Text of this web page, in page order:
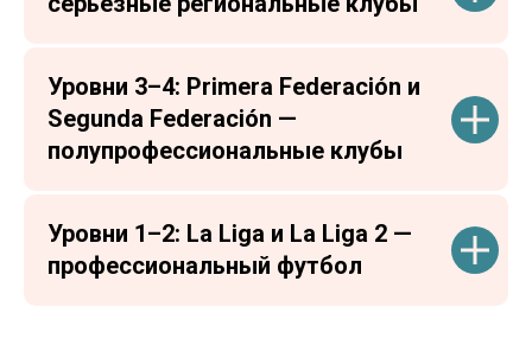
Уровни 3–4: Primera Federación и
Segunda Federación —
полупрофессиональные клубы
Уровни 1–2: La Liga и La Liga 2 —
профессиональный футбол